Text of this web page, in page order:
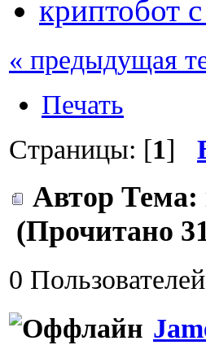
криптобот
« предыдущая
Печать
Страницы: [1]
Автор Тема:
(Прочитано
0